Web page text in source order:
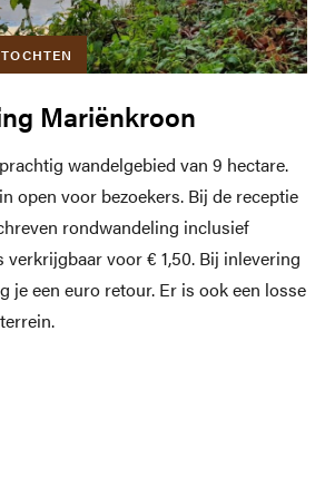
Mariënkroon
wandelgebied van 9 hectare.
open voor bezoekers. Bij de receptie
rondwandeling inclusief
verkrijgbaar voor € 1,50. Bij inlevering
je een euro retour. Er is ook een losse